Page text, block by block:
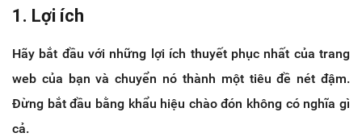
1. Lợi ích
Hãy bắt đầu với những lợi ích thuyết phục nhất của trang
web của bạn và chuyển nó thành một tiêu đề nét đậm.
Đừng bắt đầu bằng khẩu hiệu chào đón không có nghĩa gì
cả.